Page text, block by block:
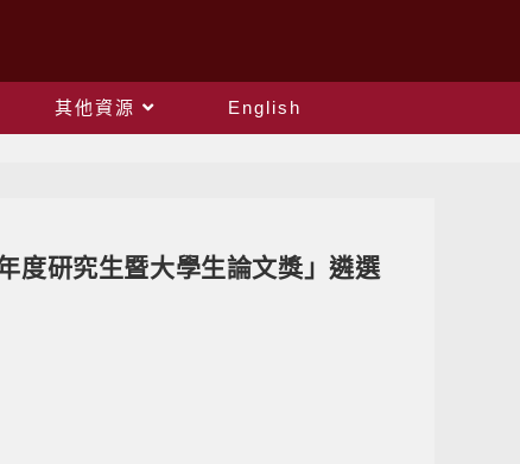
其他資源
English
度研究生暨大學生論文獎」遴選